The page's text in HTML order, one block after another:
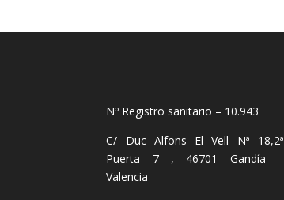
Nº Registro sanitario – 10.943
C/ Duc Alfons El Vell Nª 18,2ª
Puerta 7 , 46701 Gandía –
Valencia